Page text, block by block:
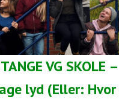
VG SKOLE –
lyd (Eller: